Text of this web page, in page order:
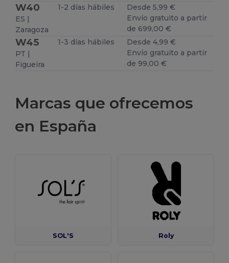
W40
ES |
Zaragoza
1-2 días hábiles
Desde 5,99 €
Envío gratuito a partir
de 699,00 €
W45
PT |
Figueira
1-3 días hábiles
Desde 4,99 €
Envío gratuito a partir
de 99,00 €
Marcas que ofrecemos
en España
SOL'S Roly